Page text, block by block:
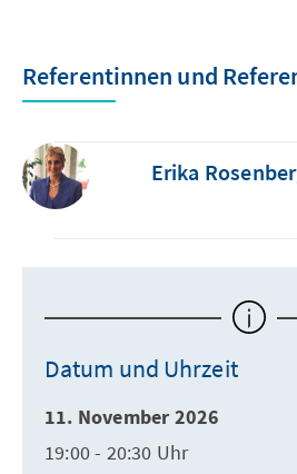
Referentinnen und
Erika
Datum und Uhrzeit
11. November 2026
19:00 - 20:30 Uhr